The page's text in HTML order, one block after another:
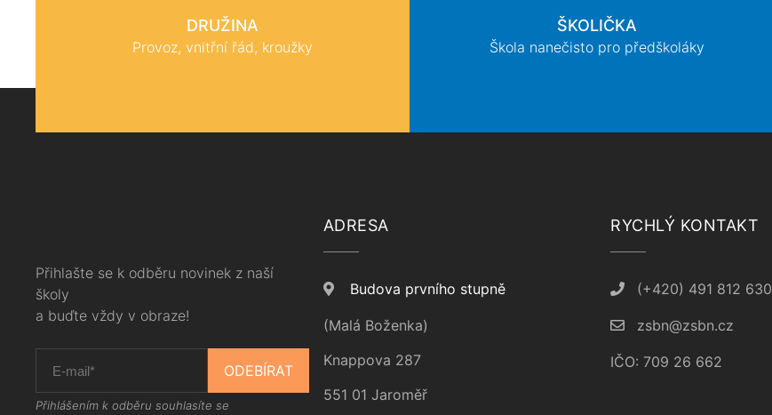
DRUŽINA
Provoz, vnitřní řád, kroužky
ŠKOLIČKA
Škola nanečisto pro předškoláky
Přihlašte se k odběru novinek z naší
školy
a buďte vždy v obraze!
ODEBÍRAT
Přihlášením k odběru souhlasíte se
ADRESA
Budova prvního stupně
(Malá Boženka)
Knappova 287
551 01 Jaroměř
RYCHLÝ KONTAKT
(+420) 491 812 630
zsbn@zsbn.cz
IČO: 709 26 662